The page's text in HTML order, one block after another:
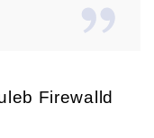
Firewalld